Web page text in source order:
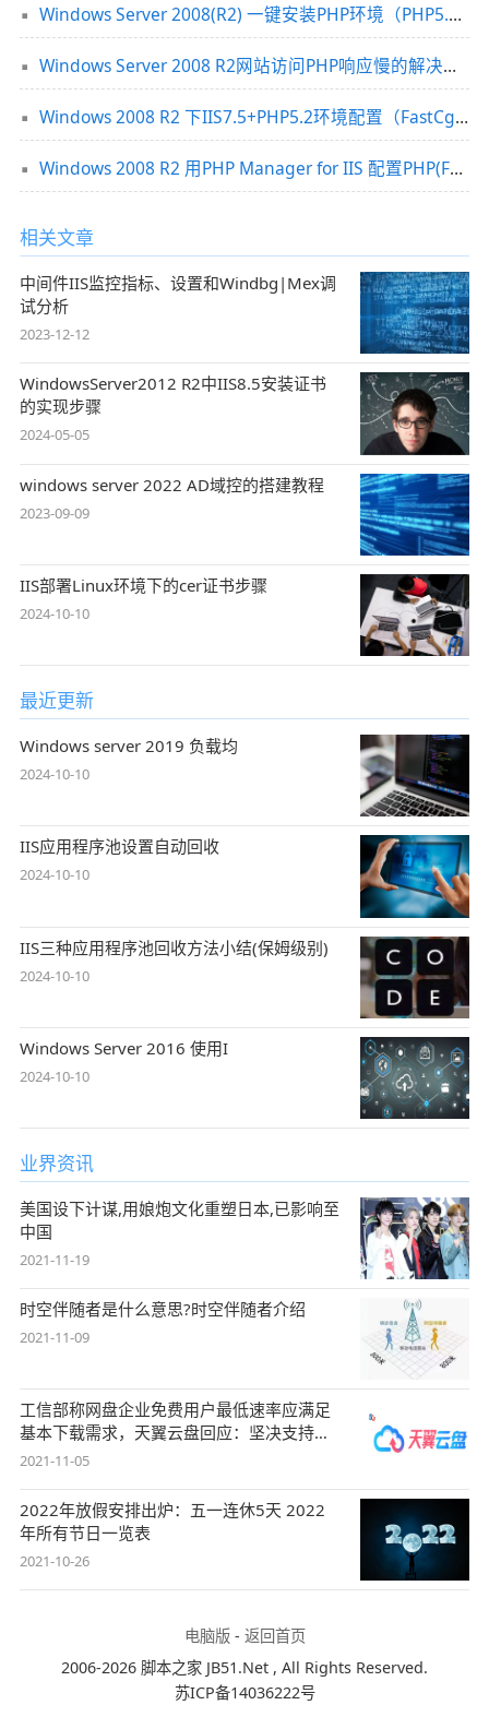
Windows Server 2008(R2) 一键安装PHP环境（PHP5.3+FastCGI模式）
Windows Server 2008 R2网站访问PHP响应慢的解决方法
Windows 2008 R2 下IIS7.5+PHP5.2环境配置（FastCgi设置)
Windows 2008 R2 用PHP Manager for IIS 配置PHP(FastCGI)环境
相关文章
中间件IIS监控指标、设置和Windbg|Mex调
试分析
2023-12-12
WindowsServer2012 R2中IIS8.5安装证书
的实现步骤
2024-05-05
windows server 2022 AD域控的搭建教程
2023-09-09
IIS部署Linux环境下的cer证书步骤
2024-10-10
最近更新
Windows server 2019 负载均
2024-10-10
IIS应用程序池设置自动回收
2024-10-10
IIS三种应用程序池回收方法小结(保姆级别)
2024-10-10
Windows Server 2016 使用I
2024-10-10
业界资讯
美国设下计谋,用娘炮文化重塑日本,已影响至
中国
2021-11-19
时空伴随者是什么意思?时空伴随者介绍
2021-11-09
工信部称网盘企业免费用户最低速率应满足
基本下载需求，天翼云盘回应：坚决支持，
始终
2021-11-05
2022年放假安排出炉：五一连休5天 2022
年所有节日一览表
2021-10-26
电脑版- 返回首页
2006-2026 脚本之家 JB51.Net , All Rights Reserved.
苏ICP备14036222号